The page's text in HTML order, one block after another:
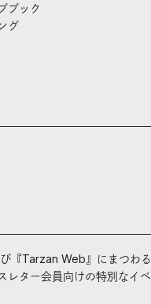
ブック
グ
『Tarzan Web』にまつわ
レター会員向けの特別なイ